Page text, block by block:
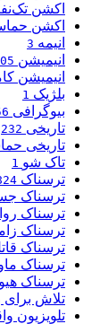
اکشن
اکشن
انیمه 3
انیمیشن
انیمیشن
بلژیک 1
بیوگرافی
تاریخی 232
تاریخی
تاک شو 1
ترسناک
ترسناک
ترسناک
ترسناک
ترسناک
ترسناک
ترسناک
تلاش برای
تلویزیون